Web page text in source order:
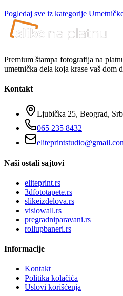
Pogledaj sve iz kategorije
Premium štampa fotografija na
umetnička dela koja krase vaš dom
Kontakt
Ljubička 25, Beograd,
065 235 8432
Naši ostali sajtovi
eliteprint.rs
3dfototapete.rs
slikeizdelova.rs
visiowall.rs
pregradniparavani.rs
rollupbaneri.rs
Informacije
Kontakt
Politika kolačića
Uslovi korišćenja